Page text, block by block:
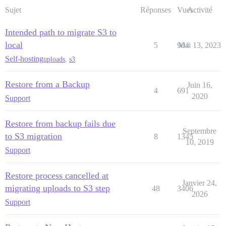
Suppression du répertoire temporaire '/var/www/
Réactivation de sidekiq...
Notification au système de la fin de la
Terminé !
Sujet Réponses VuesActivité
Intended path to migrate S3 to
local
Self-hostinguploads s3
5 904
Mai 13, 2023
Restore from a Backup
Support
4 691
Juin 16,
2020
Restore from backup fails due
to S3 migration
Support
8 1345
Septembre
10, 2019
Restore process cancelled at
migrating uploads to S3 step
Support
48 3406
Janvier 24,
2026